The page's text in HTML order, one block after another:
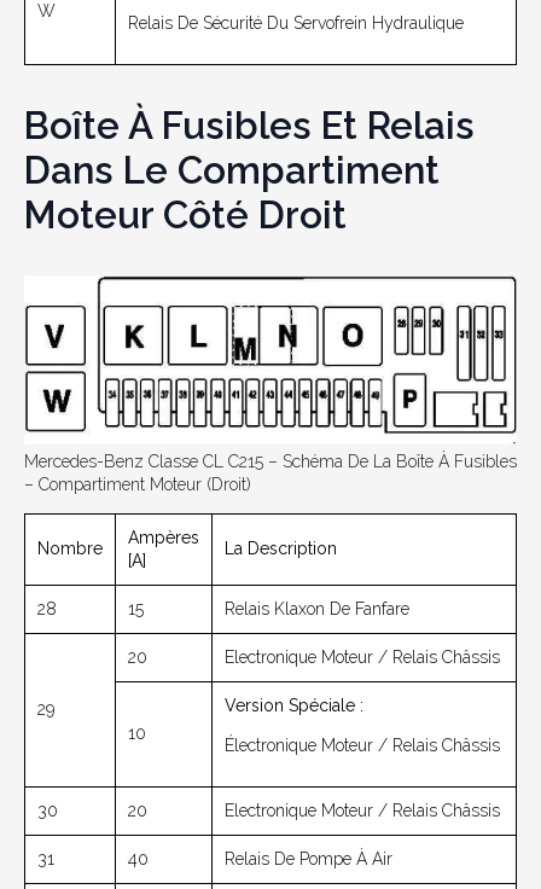
W
Relais De Sécurité Du Servofrein Hydraulique
Boîte À Fusibles Et Relais
Dans Le Compartiment
Moteur Côté Droit
Mercedes-Benz Classe CL C215 – Schéma De La Boîte À Fusibles
– Compartiment Moteur (droit)
Nombre
Ampères
[A]
La Description
28 15 Relais Klaxon De Fanfare
29
20 Electronique Moteur / Relais Châssis
10
Version Spéciale :
Électronique Moteur / Relais Châssis
30 20 Electronique Moteur / Relais Châssis
31 40 Relais De Pompe À Air